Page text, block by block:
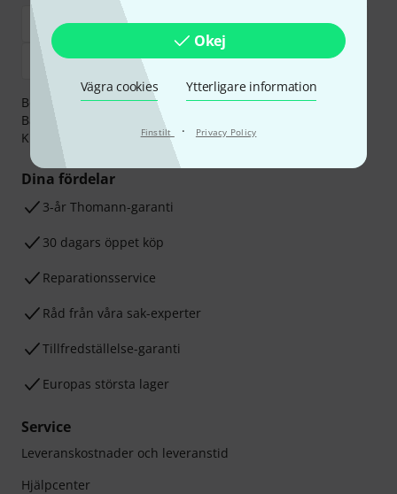
Okej
Vägra cookies Ytterligare information
Finstilt · Privacy Policy
Betalningen kan göras tryggt och säkert med
Banköverföring, PayPal,Klarna Direktbetalning
Kreditkort.
Dina fördelar
3-år Thomann-garanti
30 dagars öppet köp
Reparationsservice
Råd från våra sak-experter
Tillfredställelse-garanti
Europas största lager
Service
Leveranskostnader och leveranstid
Hjälpcenter